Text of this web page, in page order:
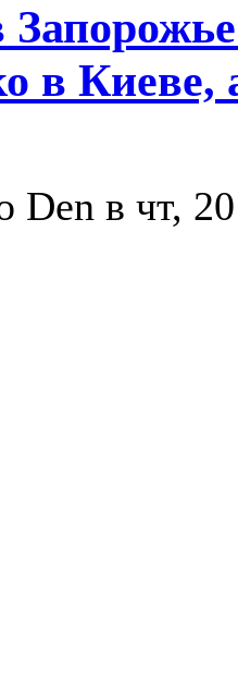
в Киеве,
Den в чт,